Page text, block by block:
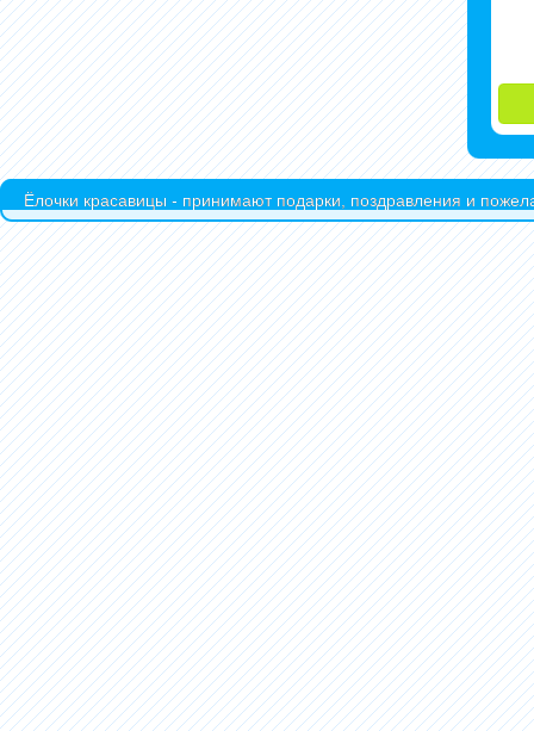
Ёлочки красавицы - принимают подарки, поздравления и